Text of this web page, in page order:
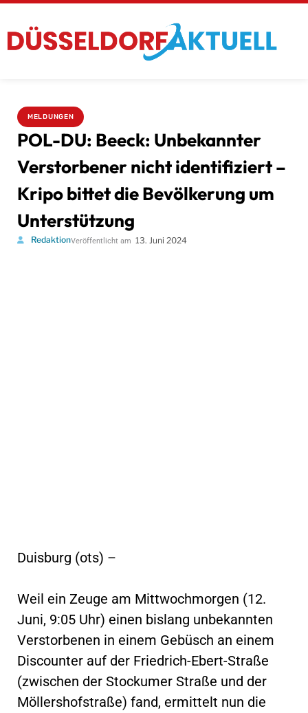
MELDUNGEN
POL-DU: Beeck: Unbekannter
Verstorbener nicht identifiziert –
Kripo bittet die Bevölkerung um
Unterstützung
RedaktionVeröffentlicht am 13. Juni 2024
Duisburg (ots) –
Weil ein Zeuge am Mittwochmorgen (12.
Juni, 9:05 Uhr) einen bislang unbekannten
Verstorbenen in einem Gebüsch an einem
Discounter auf der Friedrich-Ebert-Straße
(zwischen der Stockumer Straße und der
Möllershofstraße) fand, ermittelt nun die